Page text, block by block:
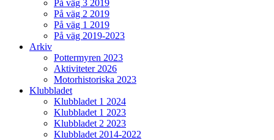
På väg 3 2019
På väg 2 2019
På väg 1 2019
På väg 2019-2023
Arkiv
Pottermyren 2023
Aktiviteter 2026
Motorhistoriska 2023
Klubbladet
Klubbladet 1 2024
Klubbladet 1 2023
Klubbladet 2 2023
Klubbladet 2014-2022